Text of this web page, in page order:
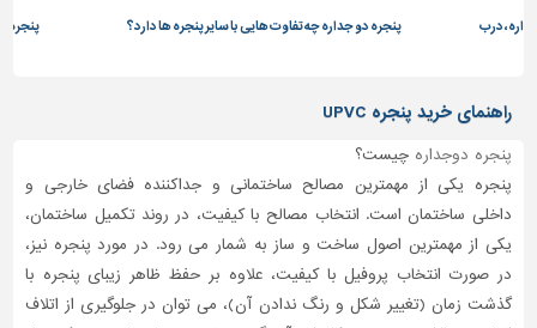
درب پنجره دو جداره چه تفاوت هایی با سایر پنجره ها دارد؟ پنجره
راهنمای خرید پنجره UPVC
پنجره دوجداره چیست؟
پنجره یکی از مهمترین مصالح ساختمانی و جداکننده فضای خارجی و
داخلی ساختمان است. انتخاب مصالح با کیفیت، در روند تکمیل ساختمان،
یکی از مهمترین اصول ساخت و ساز به شمار می رود. در مورد پنجره نیز،
در صورت انتخاب پروفیل با کیفیت، علاوه بر حفظ ظاهر زیبای پنجره با
گذشت زمان (تغییر شکل و رنگ ندادن آن)، می توان در جلوگیری از اتلاف